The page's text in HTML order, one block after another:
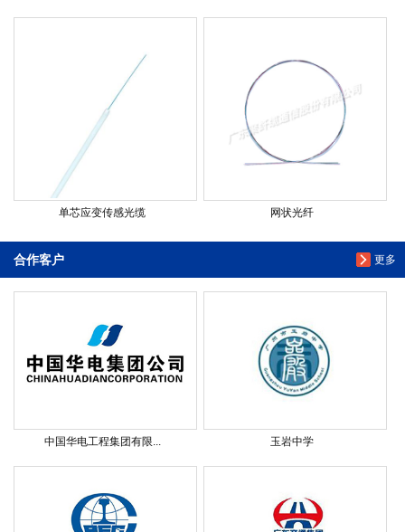
单芯应变传感光缆 网状光纤
更多
合作客户
中国华电工程集团有限... 玉岩中学